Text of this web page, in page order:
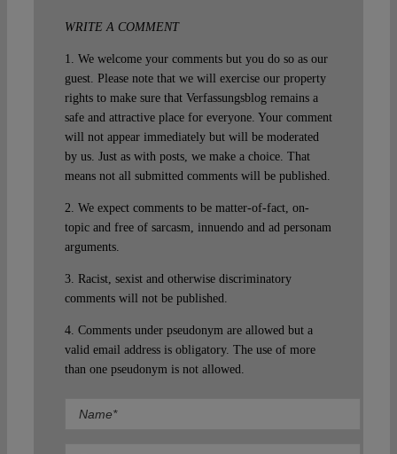
WRITE A COMMENT
1. We welcome your comments but you do so as our
guest. Please note that we will exercise our property
rights to make sure that Verfassungsblog remains a
safe and attractive place for everyone. Your comment
will not appear immediately but will be moderated
by us. Just as with posts, we make a choice. That
means not all submitted comments will be published.
2. We expect comments to be matter-of-fact, on-
topic and free of sarcasm, innuendo and ad personam
arguments.
3. Racist, sexist and otherwise discriminatory
comments will not be published.
4. Comments under pseudonym are allowed but a
valid email address is obligatory. The use of more
than one pseudonym is not allowed.